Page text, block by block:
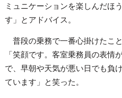
ミュニケーションを楽しんだほ
す」とアドバイス。
普段の乗務で一番心掛けたこ
「笑顔です。客室乗務員の表情
で、早朝や天気が悪い日でも負
ています」と笑った。